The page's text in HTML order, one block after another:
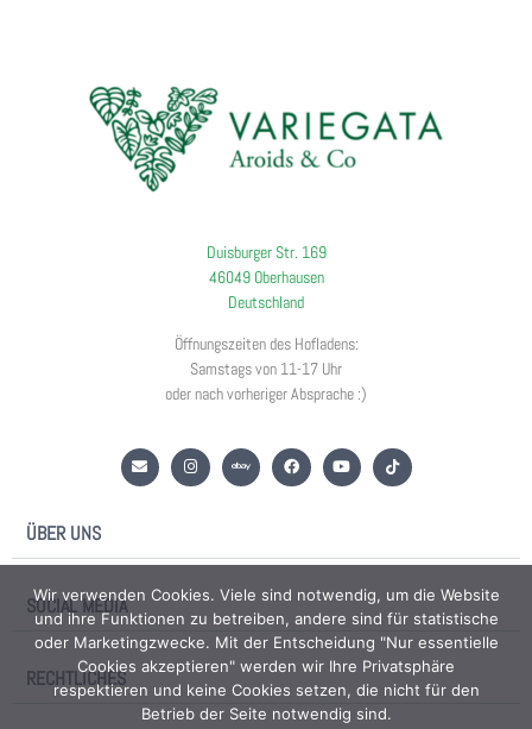
Duisburger Str. 169
46049 Oberhausen
Deutschland
Öffnungszeiten des Hofladens:
Samstags von 11-17 Uhr
oder nach vorheriger Absprache :)
ÜBER UNS
SOCIAL MEDIA
RECHTLICHES
Wir verwenden Cookies. Viele sind notwendig, um die Website
und ihre Funktionen zu betreiben, andere sind für statistische
oder Marketingzwecke. Mit der Entscheidung "Nur essentielle
Cookies akzeptieren" werden wir Ihre Privatsphäre
respektieren und keine Cookies setzen, die nicht für den
Betrieb der Seite notwendig sind.